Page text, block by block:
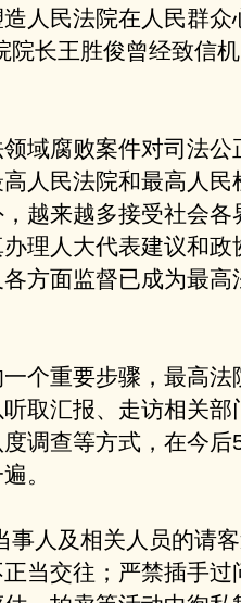
人民法院在人民群众
院长王胜俊曾经致信
腐败案件对司法公
人民法院和最高人民
越来越多接受社会各
理人大代表建议和政
方面监督已成为最高
重要步骤，最高法
取汇报、走访相关部
调查等方式，在今后
。
人及相关人员的请客
当交往；严禁插手过